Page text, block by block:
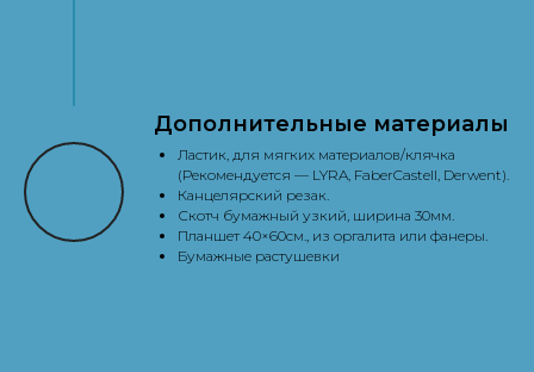
Дополнительные материалы
Ластик, для мягких материалов/клячка
(Рекомендуется — LYRA, FaberCastell, Derwent).
Канцелярский резак.
Скотч бумажный узкий, ширина 30мм.
Планшет 40×60см., из оргалита или фанеры.
Бумажные растушевки